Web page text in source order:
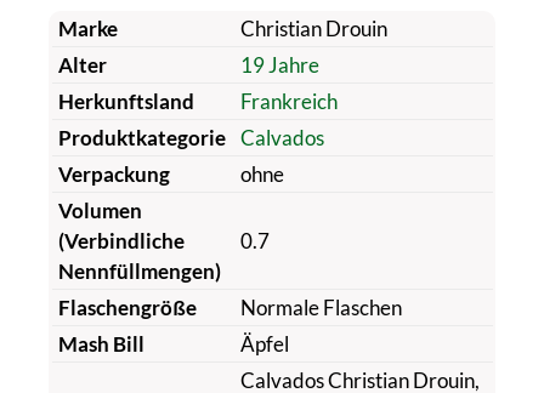
Marke
Christian Drouin
Alter
19 Jahre
Herkunftsland
Frankreich
Produktkategorie Calvados
Verpackung
ohne
Volumen
(Verbindliche
Nennfüllmengen)
0.7
Flaschengröße
Normale Flaschen
Mash Bill
Äpfel
Calvados Christian Drouin,